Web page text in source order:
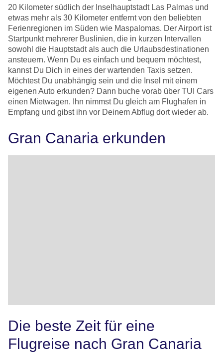
20 Kilometer südlich der Inselhauptstadt Las Palmas und
etwas mehr als 30 Kilometer entfernt von den beliebten
Ferienregionen im Süden wie Maspalomas. Der Airport ist
Startpunkt mehrerer Buslinien, die in kurzen Intervallen
sowohl die Hauptstadt als auch die Urlaubsdestinationen
ansteuern. Wenn Du es einfach und bequem möchtest,
kannst Du Dich in eines der wartenden Taxis setzen.
Möchtest Du unabhängig sein und die Insel mit einem
eigenen Auto erkunden? Dann buche vorab über TUI Cars
einen Mietwagen. Ihn nimmst Du gleich am Flughafen in
Empfang und gibst ihn vor Deinem Abflug dort wieder ab.
Gran Canaria erkunden
Die beste Zeit für eine
Flugreise nach Gran Canaria